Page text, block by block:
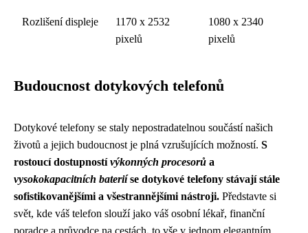
Rozlišení displeje
1170 x 2532
pixelů
1080 x 2340
pixelů
Budoucnost dotykových telefonů
Dotykové telefony se staly nepostradatelnou součástí našich
životů a jejich budoucnost je plná vzrušujících možností. S
rostoucí dostupnostívýkonných procesorů a
vysokokapacitních bateriíse dotykové telefony stávají stále
sofistikovanějšími a všestrannějšími nástroji. Představte si
svět, kde váš telefon slouží jako váš osobní lékař, finanční
poradce a průvodce na cestách, to vše v jednom elegantním